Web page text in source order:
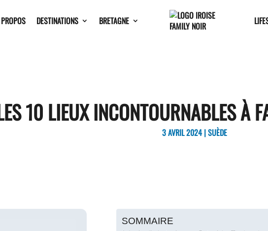
DESTINATIONS BRETAGNE
10 LIEUX INCONTOURNABLES À
3 AVRIL 2024|SUÈDE
SOMMAIRE